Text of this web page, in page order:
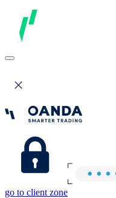
go to client zone